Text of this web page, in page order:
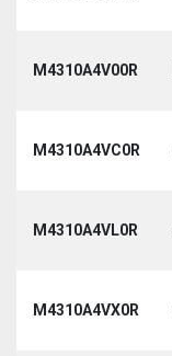
M4310A4V00R
M4310A4VC0R
M4310A4VL0R
M4310A4VX0R